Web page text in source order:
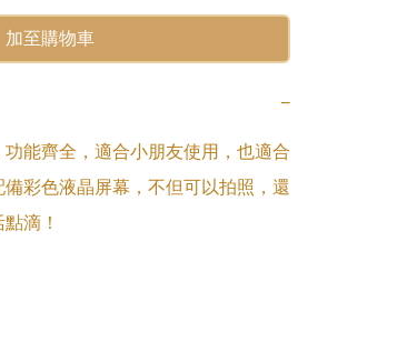
加至購物車
−
能齊全，適合小朋友使用，也適合
彩色液晶屏幕，不但可以拍照，還
滴！